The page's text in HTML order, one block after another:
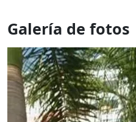
Galería de fotos